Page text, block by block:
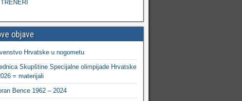
TRENERI
objave
Hrvatske u nogometu
Skupštine Specijalne olimpijade Hrvatske
= materijali
Bence 1962 – 2024